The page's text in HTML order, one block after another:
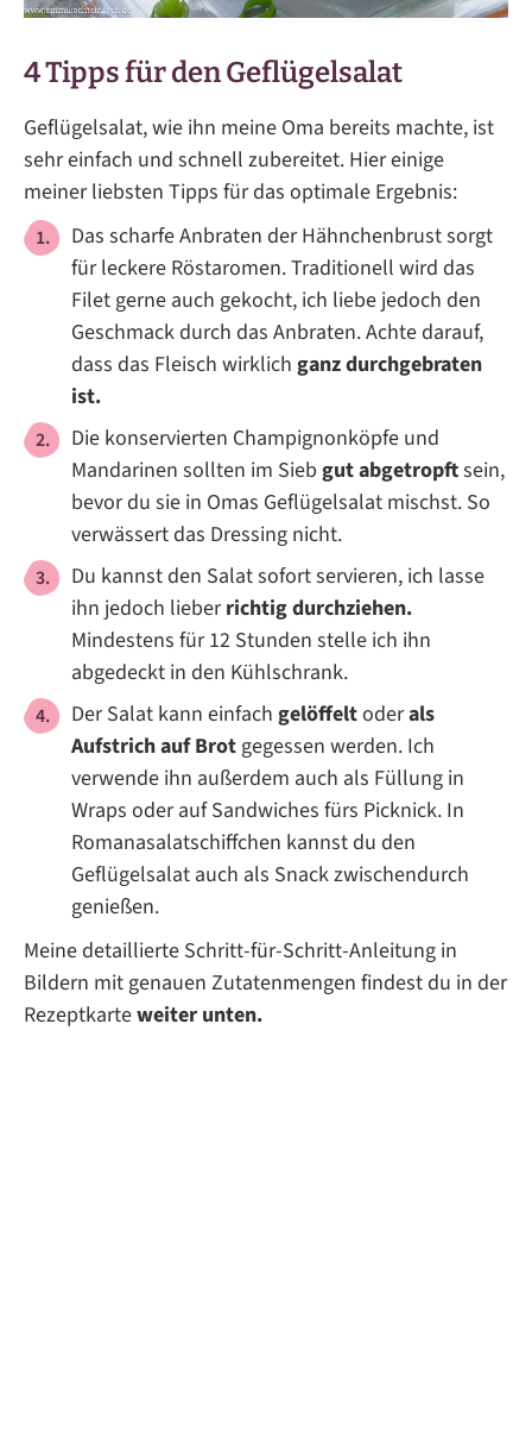
4 Tipps für den Geflügelsalat
Geflügelsalat, wie ihn meine Oma bereits machte, ist
sehr einfach und schnell zubereitet. Hier einige
meiner liebsten Tipps für das optimale Ergebnis:
Das scharfe Anbraten der Hähnchenbrust sorgt
für leckere Röstaromen. Traditionell wird das
Filet gerne auch gekocht, ich liebe jedoch den
Geschmack durch das Anbraten. Achte darauf,
dass das Fleisch wirklich ganz durchgebraten
ist.
Die konservierten Champignonköpfe und
Mandarinen sollten im Sieb gut abgetropftsein,
bevor du sie in Omas Geflügelsalat mischst. So
verwässert das Dressing nicht.
Du kannst den Salat sofort servieren, ich lasse
ihn jedoch lieberrichtig durchziehen.
Mindestens für 12 Stunden stelle ich ihn
abgedeckt in den Kühlschrank.
Der Salat kann einfach gelöffeltoderals
Aufstrich auf Brotgegessen werden. Ich
verwende ihn außerdem auch als Füllung in
Wraps oder auf Sandwiches fürs Picknick. In
Romanasalatschiffchen kannst du den
Geflügelsalat auch als Snack zwischendurch
genießen.
Meine detaillierte Schritt-für-Schritt-Anleitung in
Bildern mit genauen Zutatenmengen findest du in der
Rezeptkarteweiter unten.